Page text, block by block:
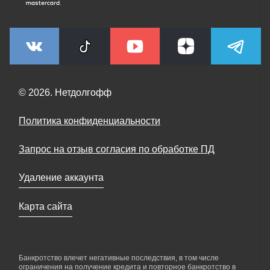
© 2026. Нетдолгофф
Политика конфиденциальности
Запрос на отзыв согласия по обработке ПД
Удаление аккаунта
Карта сайта
Банкротство влечет негативные последствия, в том числе
ограничения на получение кредита и повторное банкротство в